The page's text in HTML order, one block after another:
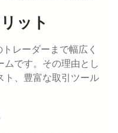
ット
レーダーまで幅広く
ムです。その理由とし
ト、豊富な取引ツール